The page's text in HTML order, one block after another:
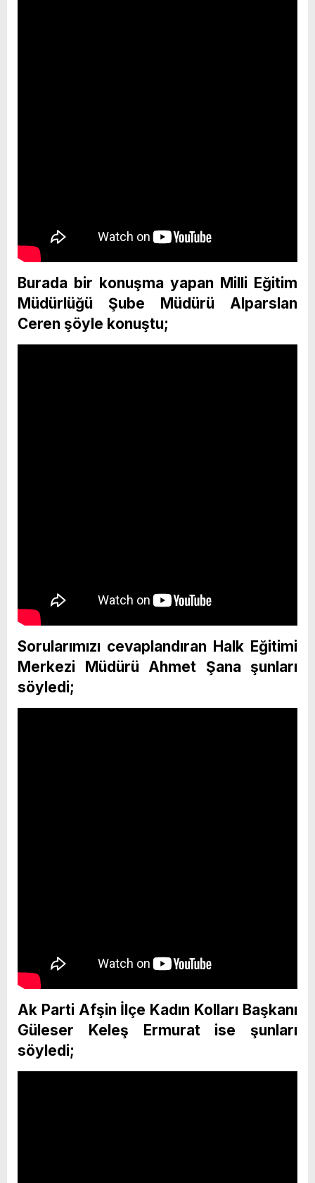
Burada bir konuşma yapan Milli Eğitim
Müdürlüğü Şube Müdürü Alparslan
Ceren şöyle konuştu;
Sorularımızı cevaplandıran Halk Eğitimi
Merkezi Müdürü Ahmet Şana şunları
söyledi;
Ak Parti Afşin İlçe Kadın Kolları Başkanı
Güleser Keleş Ermurat ise şunları
söyledi;